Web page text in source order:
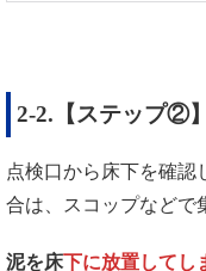
2-2.【ステップ②
点検口から床下を確認
合は、スコップなどで
泥を床下に放置してし